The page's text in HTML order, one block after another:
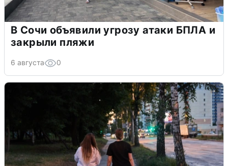
В Сочи объявили угрозу атаки БПЛА и
закрыли пляжи
6 августа 0